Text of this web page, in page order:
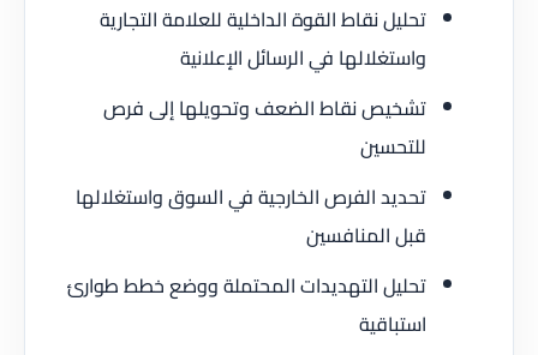
تحليل نقاط القوة الداخلية للعلامة التجارية
واستغلالها في الرسائل الإعلانية
تشخيص نقاط الضعف وتحويلها إلى فرص
للتحسين
تحديد الفرص الخارجية في السوق واستغلالها
قبل المنافسين
تحليل التهديدات المحتملة ووضع خطط طوارئ
استباقية